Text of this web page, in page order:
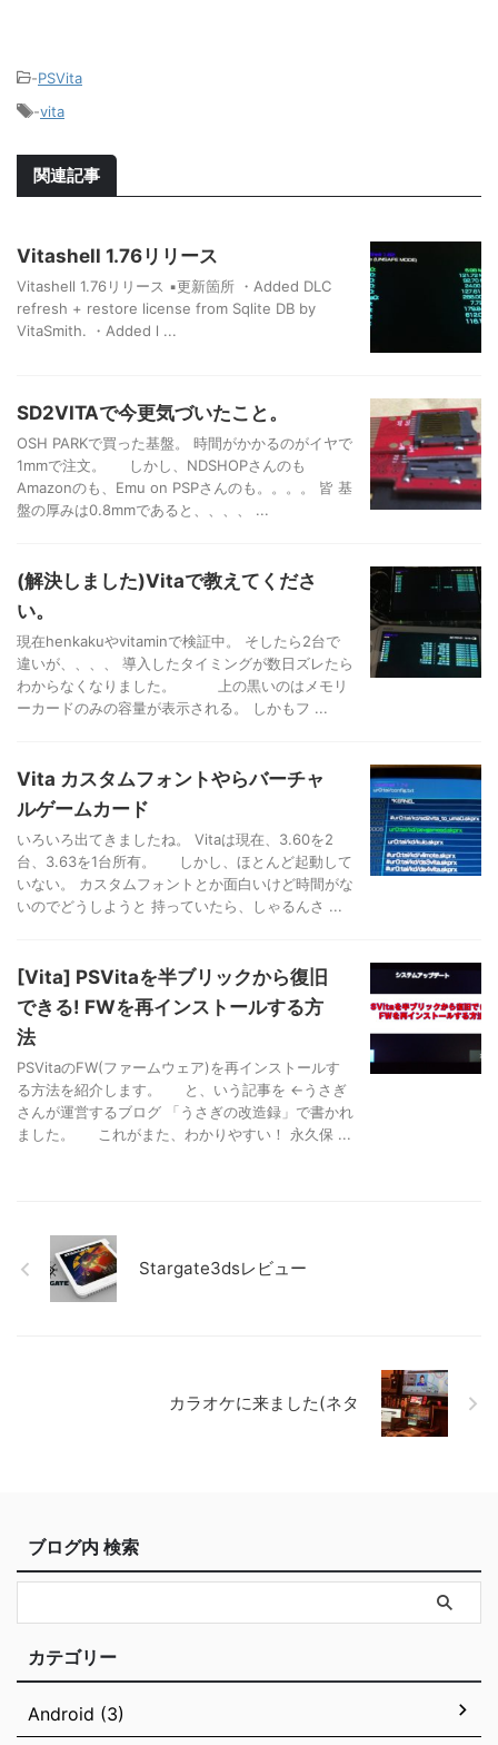
-PSVita
-vita
関連記事
Vitashell 1.76リリース
Vitashell 1.76リリース ▪️更新箇所 ・Added DLC
refresh + restore license from Sqlite DB by
VitaSmith. ・Added l ...
SD2VITAで今更気づいたこと。
OSH PARKで買った基盤。 時間がかかるのがイヤで
1mmで注文。 しかし、NDSHOPさんのも
Amazonのも、Emu on PSPさんのも。。。。 皆 基
盤の厚みは0.8mmであると、、、、 ...
(解決しました)Vitaで教えてくださ
い。
現在henkakuやvitaminで検証中。 そしたら2台で
違いが、、、、 導入したタイミングが数日ズレたら
わからなくなりました。 上の黒いのはメモリ
ーカードのみの容量が表示される。 しかもフ ...
Vita カスタムフォントやらバーチャ
ルゲームカード
いろいろ出てきましたね。 Vitaは現在、3.60を2
台、3.63を1台所有。 しかし、ほとんど起動して
いない。 カスタムフォントとか面白いけど時間がな
いのでどうしようと 持っていたら、しゃるんさ ...
[Vita] PSVitaを半ブリックから復旧
できる! FWを再インストールする方
法
PSVitaのFW(ファームウェア)を再インストールす
る方法を紹介します。 と、いう記事を ←うさぎ
さんが運営するブログ 「うさぎの改造録」で書かれ
ました。 これがまた、わかりやすい！ 永久保 ...
Stargate3dsレビュー
カラオケに来ました(ネタ
ブログ内 検索
カテゴリー
Android (3)